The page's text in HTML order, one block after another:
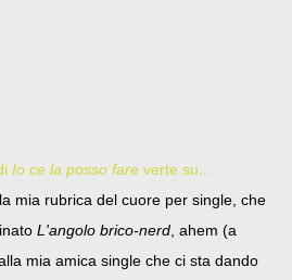
Io ce la posso fare verte su...
mia rubrica del cuore per single, che
L'angolo brico-nerd , ahem (a
mia amica single che ci sta dando